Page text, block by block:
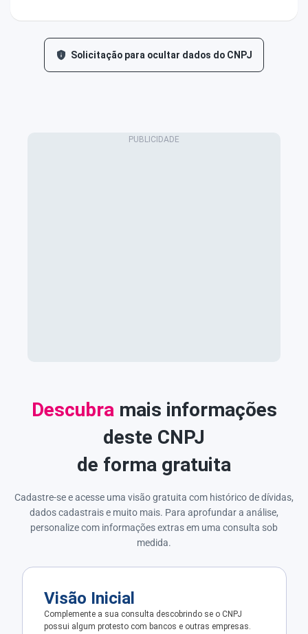
Solicitação para ocultar dados do CNPJ
Descubra mais informações
deste CNPJ
de forma gratuita
Cadastre-se e acesse uma visão gratuita com histórico de dívidas,
dados cadastrais e muito mais. Para aprofundar a análise,
personalize com informações extras em uma consulta sob
medida.
Visão Inicial
Complemente a sua consulta descobrindo se o CNPJ
possui algum protesto com bancos e outras empresas.